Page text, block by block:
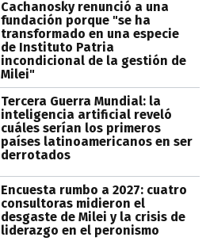
Cachanosky renunció a una
fundación porque "se ha
transformado en una especie
de Instituto Patria
incondicional de la gestión de
Milei"
Tercera Guerra Mundial: la
inteligencia artificial reveló
cuáles serían los primeros
países latinoamericanos en ser
derrotados
Encuesta rumbo a 2027: cuatro
consultoras midieron el
desgaste de Milei y la crisis de
liderazgo en el peronismo